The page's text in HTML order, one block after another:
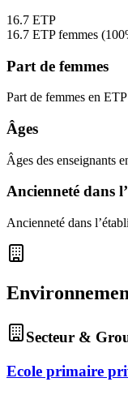
16.7 ETP
16.7 ETP femmes (
Part de femmes
Part de femmes en ETP
Âges
Âges des enseignants
Ancienneté dans
Ancienneté dans
Secteur &
Ecole primaire